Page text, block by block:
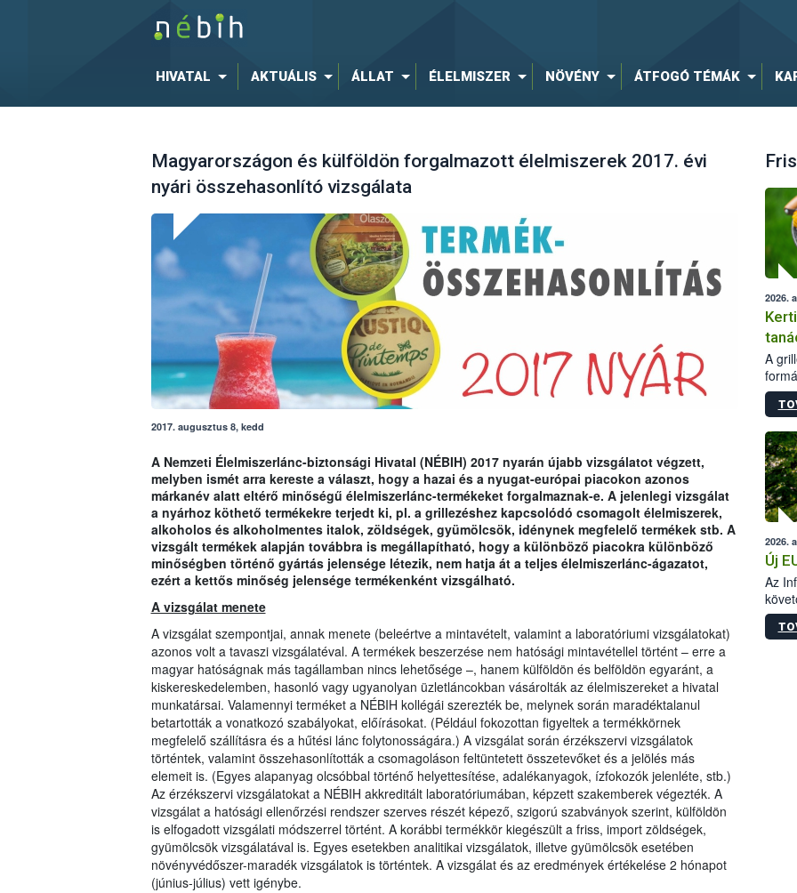
HIVATAL AKTUÁLIS ÁLLAT ÉLELMISZER NÖVÉNY ÁTFOGÓ TÉMÁK
Magyarországon és külföldön forgalmazott élelmiszerek 2017. évi
nyári összehasonlító vizsgálata
2017. augusztus 8, kedd
A Nemzeti Élelmiszerlánc-biztonsági Hivatal (NÉBIH) 2017 nyarán újabb vizsgálatot végzett,
melyben ismét arra kereste a választ, hogy a hazai és a nyugat-európai piacokon azonos
márkanév alatt eltérő minőségű élelmiszerlánc-termékeket forgalmaznak-e. A jelenlegi vizsgálat
a nyárhoz köthető termékekre terjedt ki, pl. a grillezéshez kapcsolódó csomagolt élelmiszerek,
alkoholos és alkoholmentes italok, zöldségek, gyümölcsök, idénynek megfelelő termékek stb. A
vizsgált termékek alapján továbbra is megállapítható, hogy a különböző piacokra különböző
minőségben történő gyártás jelensége létezik, nem hatja át a teljes élelmiszerlánc-ágazatot,
ezért a kettős minőség jelensége termékenként vizsgálható.
A vizsgálat menete
A vizsgálat szempontjai, annak menete (beleértve a mintavételt, valamint a laboratóriumi vizsgálatokat)
azonos volt a tavaszi vizsgálatéval. A termékek beszerzése nem hatósági mintavétellel történt – erre a
magyar hatóságnak más tagállamban nincs lehetősége –, hanem külföldön és belföldön egyaránt, a
kiskereskedelemben, hasonló vagy ugyanolyan üzletláncokban vásárolták az élelmiszereket a hivatal
munkatársai. Valamennyi terméket a NÉBIH kollégái szerezték be, melynek során maradéktalanul
betartották a vonatkozó szabályokat, előírásokat. (Például fokozottan figyeltek a termékkörnek
megfelelő szállításra és a hűtési lánc folytonosságára.) A vizsgálat során érzékszervi vizsgálatok
történtek, valamint összehasonlították a csomagoláson feltüntetett összetevőket és a jelölés más
elemeit is. (Egyes alapanyag olcsóbbal történő helyettesítése, adalékanyagok, ízfokozók jelenléte, stb.)
Az érzékszervi vizsgálatokat a NÉBIH akkreditált laboratóriumában, képzett szakemberek végezték. A
vizsgálat a hatósági ellenőrzési rendszer szerves részét képező, szigorú szabványok szerint, külföldön
is elfogadott vizsgálati módszerrel történt. A korábbi termékkör kiegészült a friss, import zöldségek,
gyümölcsök vizsgálatával is. Egyes esetekben analitikai vizsgálatok, illetve gyümölcsök esetében
növényvédőszer-maradék vizsgálatok is történtek. A vizsgálat és az eredmények értékelése 2 hónapot
(június-július) vett igénybe.
2026.
A
a
2026.
Új
Az